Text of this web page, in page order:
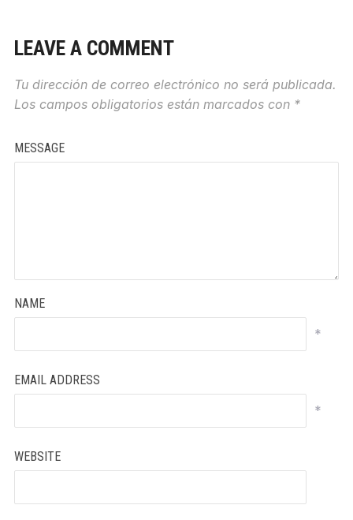
LEAVE A COMMENT
Tu dirección de correo electrónico no será publicada.
Los campos obligatorios están marcados con *
MESSAGE
NAME
*
EMAIL ADDRESS
*
WEBSITE